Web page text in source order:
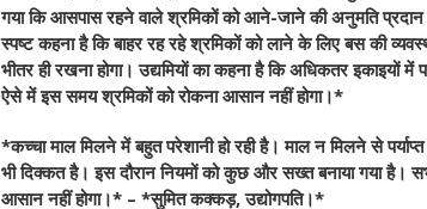
गया कि आसपास रहने वाले श्रमिकों को आने-जाने की अनुमति प्रदान
स्पष्ट कहना है कि बाहर रह रहे श्रमिकों को लाने के लिए बस की
भीतर ही रखना होगा। उद्यमियों का कहना है कि अधिकतर इकाइयों
ऐसे में इस समय श्रमिकों को रोकना आसान नहीं होगा।*
*कच्‍चा माल मिलने में बहुत परेशानी हो रही है। माल न मिलने से
भी दिक्कत है। इस दौरान नियमों को कुछ और सख्त बनाया गया है।
आसान नहीं होगा।* – *सुमित कक्कड़, उद्योगपति।*